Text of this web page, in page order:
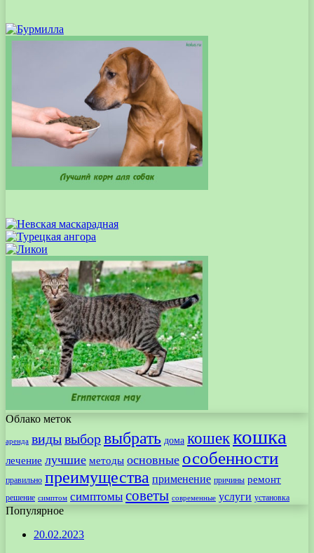
Облако меток
аренда видывыборвыбрать дома кошеккошка
лечение лучшие методы основные особенности
правильно преимущества применение причины ремонт
решение симптом симптомы советы современные услуги установка
Популярное
20.02.2023